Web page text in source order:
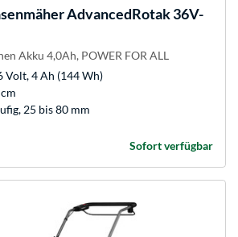
AdvancedRotak 36V-
Akku 4,0Ah, POWER FOR ALL
Volt, 4 Ah (144 Wh)
25 bis 80 mm
Sofort verfügbar